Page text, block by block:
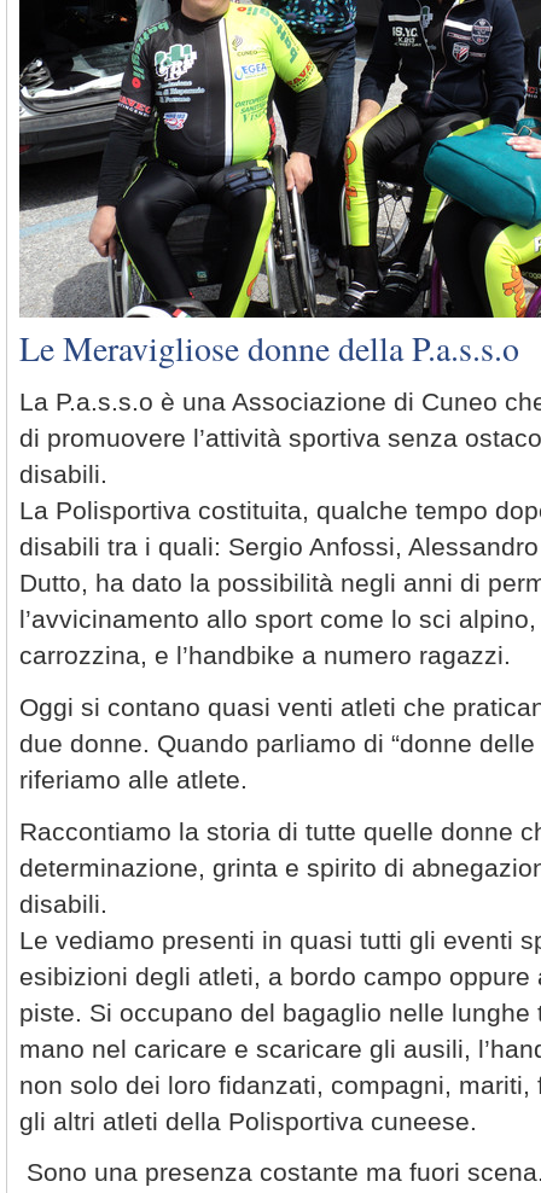
Le Meravigliose donne della P.a.s.s.o
La P.a.s.s.o è una Associazione di Cuneo
di promuovere l’attività sportiva senza
disabili.
La Polisportiva costituita, qualche tempo
disabili tra i quali: Sergio Anfossi,
Dutto, ha dato la possibilità negli anni di
l’avvicinamento allo sport come lo sci
carrozzina, e l’handbike a numero ragazzi.
Oggi si contano quasi venti atleti che
due donne. Quando parliamo di “donne
riferiamo alle atlete.
Raccontiamo la storia di tutte quelle donne
determinazione, grinta e spirito di
disabili.
Le vediamo presenti in quasi tutti gli eventi
esibizioni degli atleti, a bordo campo oppure
piste. Si occupano del bagaglio nelle lunghe
mano nel caricare e scaricare gli ausili,
non solo dei loro fidanzati, compagni,
gli altri atleti della Polisportiva cuneese.
Sono una presenza costante ma fuori